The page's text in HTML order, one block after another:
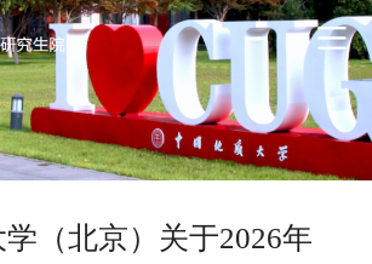
（北京）关于2026年